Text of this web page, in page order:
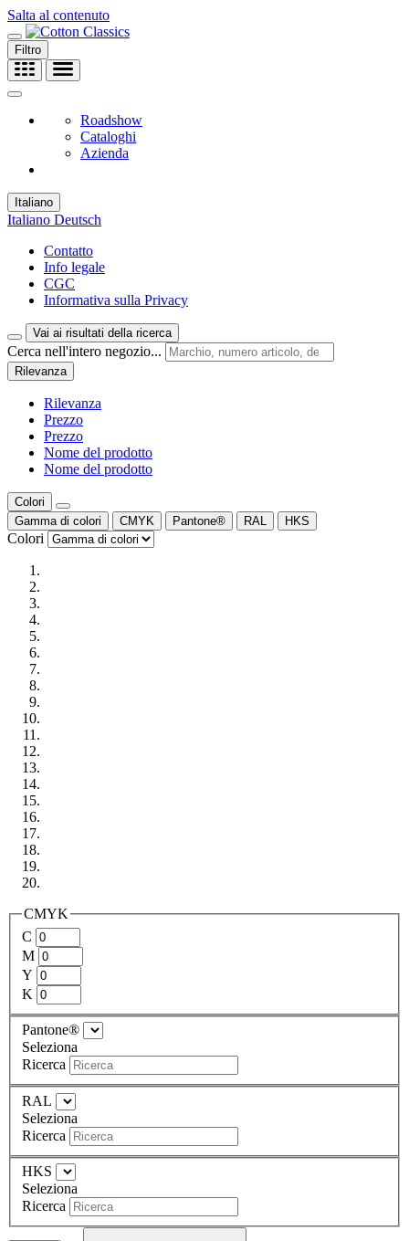
Salta al contenuto
Filtro
Roadshow
Cataloghi
Azienda
Italiano
Italiano Deutsch
Contatto
Info legale
CGC
Informativa sulla Privacy
Vai ai risultati della ricerca
Cerca nell'intero negozio...
Rilevanza
Rilevanza
Prezzo
Prezzo
Nome del prodotto
Nome del prodotto
Colori
Gamma di colori
CMYK Pantone® RAL HKS
Colori
CMYK
C
M
Y
K
Pantone®
Seleziona
Ricerca
RAL
Seleziona
Ricerca
HKS
Seleziona
Ricerca